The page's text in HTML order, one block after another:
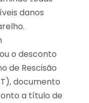
danos
o desconto
de Rescisão
documento
a título de